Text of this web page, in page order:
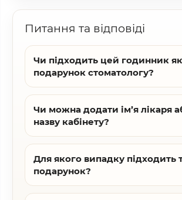
Питання та відповіді
Чи підходить цей годинник як
подарунок стоматологу?
Чи можна додати ім’я лікаря
назву кабінету?
Для якого випадку підходить
подарунок?